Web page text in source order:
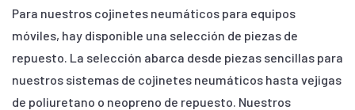
Para nuestros cojinetes neumáticos para equipos
móviles, hay disponible una selección de piezas de
repuesto. La selección abarca desde piezas sencillas para
nuestros sistemas de cojinetes neumáticos hasta vejigas
de poliuretano o neopreno de repuesto. Nuestros